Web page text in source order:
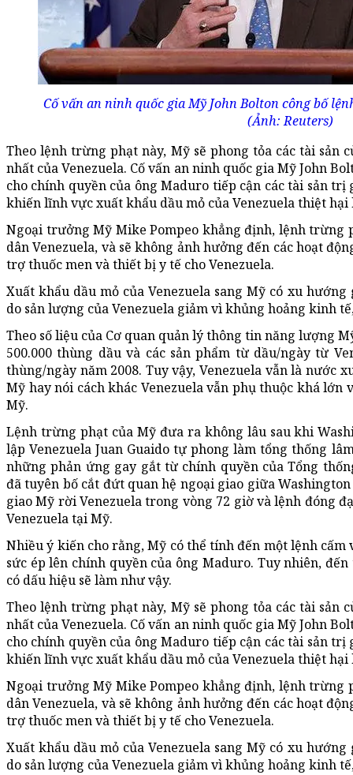
Cố vấn an ninh quốc gia Mỹ John Bolton công bố
(Ảnh: Reuters)
Theo lệnh trừng phạt này, Mỹ sẽ phong tỏa các tài sản
nhất của Venezuela. Cố vấn an ninh quốc gia Mỹ John
cho chính quyền của ông Maduro tiếp cận các tài sản trị
khiến lĩnh vực xuất khẩu dầu mỏ của Venezuela thiệt
Ngoại trưởng Mỹ Mike Pompeo khẳng định, lệnh trừng
dân Venezuela, và sẽ không ảnh hưởng đến các hoạt
trợ thuốc men và thiết bị y tế cho Venezuela.
Xuất khẩu dầu mỏ của Venezuela sang Mỹ có xu
do sản lượng của Venezuela giảm vì khủng hoảng kinh
Theo số liệu của Cơ quan quản lý thông tin năng lượng
500.000 thùng dầu và các sản phẩm từ dầu/ngày từ
thùng/ngày năm 2008. Tuy vậy, Venezuela vẫn là nước
Mỹ hay nói cách khác Venezuela vẫn phụ thuộc khá lớn
Mỹ.
Lệnh trừng phạt của Mỹ đưa ra không lâu sau khi
lập Venezuela Juan Guaido tự phong làm tổng thống
những phản ứng gay gắt từ chính quyền của Tổng
đã tuyên bố cắt đứt quan hệ ngoại giao giữa
giao Mỹ rời Venezuela trong vòng 72 giờ và lệnh đóng
Venezuela tại Mỹ.
Nhiều ý kiến cho rằng, Mỹ có thể tính đến một lệnh cấm
sức ép lên chính quyền của ông Maduro. Tuy nhiên,
có dấu hiệu sẽ làm như vậy.
Theo lệnh trừng phạt này, Mỹ sẽ phong tỏa các tài sản
nhất của Venezuela. Cố vấn an ninh quốc gia Mỹ John
cho chính quyền của ông Maduro tiếp cận các tài sản trị
khiến lĩnh vực xuất khẩu dầu mỏ của Venezuela thiệt
Ngoại trưởng Mỹ Mike Pompeo khẳng định, lệnh trừng
dân Venezuela, và sẽ không ảnh hưởng đến các hoạt
trợ thuốc men và thiết bị y tế cho Venezuela.
Xuất khẩu dầu mỏ của Venezuela sang Mỹ có xu
do sản lượng của Venezuela giảm vì khủng hoảng kinh